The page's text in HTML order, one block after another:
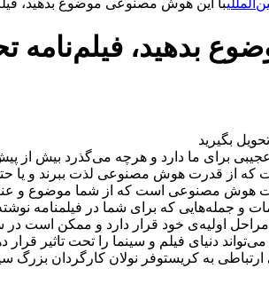
بدهید، فیلم‌نامه
برای ما دارد و هرچه می‌گذرد بیش از
که از قدرت هوش مصنوعی لذت ببرند و یا
مصنوعی است که از شما موضوع و
و جمله‌هایی که برای شما در فیلمنامه
اولیه‌ی خود قرار دارد و ممکن است در
دنیای فیلم و سینما را تحت تاثیر قرار
به کریستوفر نولان کارگردان بزرگ